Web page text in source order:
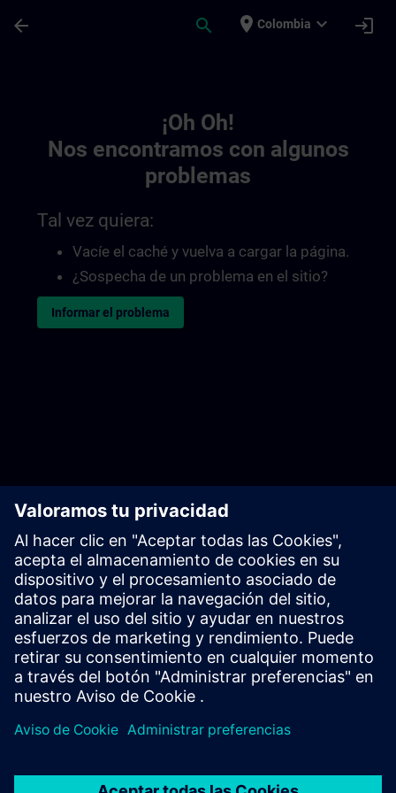
arrow_back search place Colombia expand_more login
¡Oh Oh!
Nos encontramos con algunos
problemas
Tal vez quiera:
Vacíe el caché y vuelva a cargar la página.
¿Sospecha de un problema en el sitio?
Informar el problema